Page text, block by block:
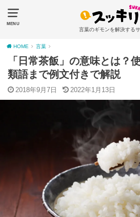
MENU
言葉のギモンを解決する
HOME 言葉
「日常茶飯」の意味とは？
類語まで例文付きで解説
2018年9月7日 2022年1月13日